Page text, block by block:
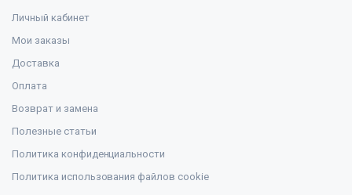
Личный кабинет
Мои заказы
Доставка
Оплата
Возврат и замена
Полезные статьи
Политика конфиденциальности
Политика использования файлов cookie